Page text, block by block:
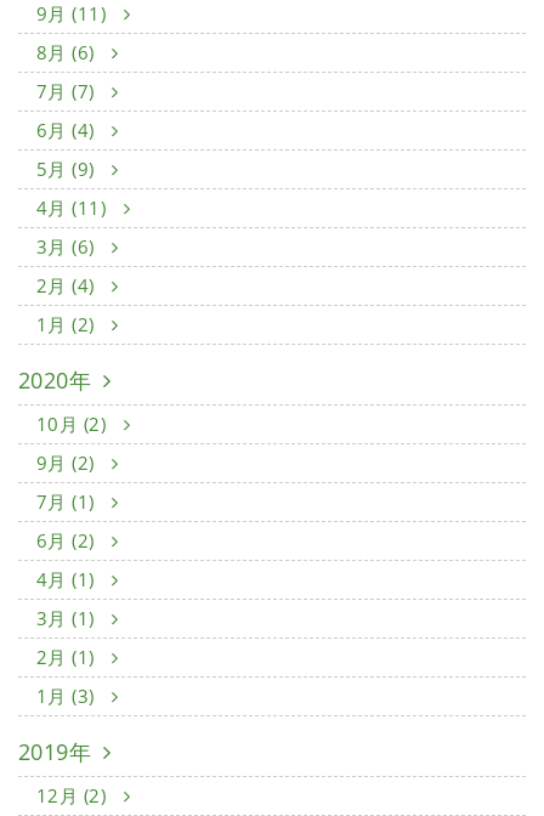
9月 (11)
8月 (6)
7月 (7)
6月 (4)
5月 (9)
4月 (11)
3月 (6)
2月 (4)
1月 (2)
2020年
10月 (2)
9月 (2)
7月 (1)
6月 (2)
4月 (1)
3月 (1)
2月 (1)
1月 (3)
2019年
12月 (2)